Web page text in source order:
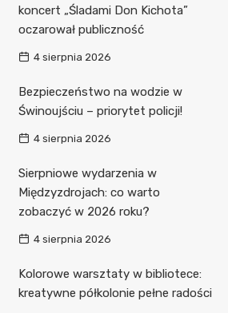
koncert „Śladami Don Kichota”
oczarował publiczność
4 sierpnia 2026
Bezpieczeństwo na wodzie w
Świnoujściu – priorytet policji!
4 sierpnia 2026
Sierpniowe wydarzenia w
Międzyzdrojach: co warto
zobaczyć w 2026 roku?
4 sierpnia 2026
Kolorowe warsztaty w bibliotece:
kreatywne półkolonie pełne radości